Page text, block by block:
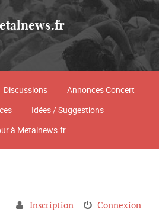
Discussions
Annonces Concert
Idées / Suggestions
à Metalnews.fr
Connexion
Inscription